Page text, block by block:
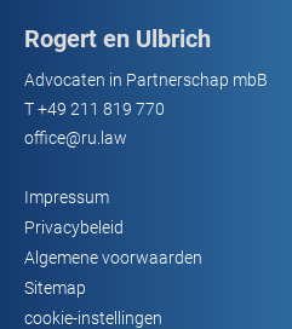
Rogert en Ulbrich
Advocaten in Partnerschap mbB
T+49 211 819 770
office@ru.law
Impressum
Privacybeleid
Algemene voorwaarden
Sitemap
cookie-instellingen